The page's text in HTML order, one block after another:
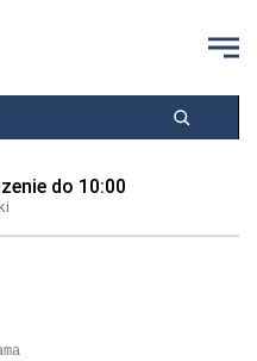
do 10:00